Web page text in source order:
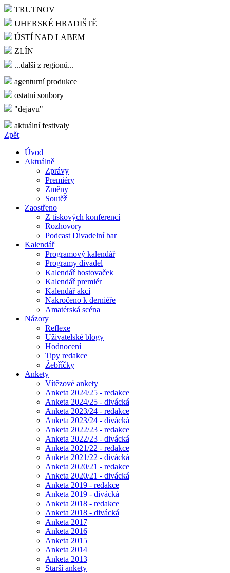
TRUTNOV
UHERSKÉ HRADIŠTĚ
ÚSTÍ NAD LABEM
ZLÍN
...další z regionů...
agenturní produkce
ostatní soubory
"dejavu"
aktuální festivaly
Zpět
Úvod
Aktuálně
Zprávy
Premiéry
Změny
Soutěž
Zaostřeno
Z tiskových konferencí
Rozhovory
Podcast Divadelní bar
Kalendář
Programový kalendář
Programy divadel
Kalendář hostovaček
Kalendář premiér
Kalendář akcí
Nakročeno k derniéře
Amatérská scéna
Názory
Reflexe
Uživatelské blogy
Hodnocení
Tipy redakce
Žebříčky
Ankety
Vítězové ankety
Anketa 2024/25 - redakce
Anketa 2024/25 - divácká
Anketa 2023/24 - redakce
Anketa 2023/24 - divácká
Anketa 2022/23 - redakce
Anketa 2022/23 - divácká
Anketa 2021/22 - redakce
Anketa 2021/22 - divácká
Anketa 2020/21 - redakce
Anketa 2020/21 - divácká
Anketa 2019 - redakce
Anketa 2019 - divácká
Anketa 2018 - redakce
Anketa 2018 - divácká
Anketa 2017
Anketa 2016
Anketa 2015
Anketa 2014
Anketa 2013
Starší ankety